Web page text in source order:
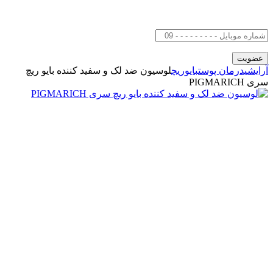
آرایشیدرمان پوستبایوریچلوسیون ضد لک و سفید کننده بایو ریچ
سری PIGMARICH